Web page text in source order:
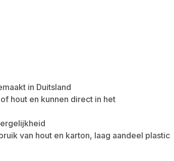
in Duitsland
hout en kunnen direct in het
van hout en karton, laag aandeel plastic